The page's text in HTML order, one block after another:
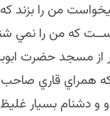
من را بزند
كه من را نمي
از مسجد حضرت
همراي قاري
و دشنام بسيار